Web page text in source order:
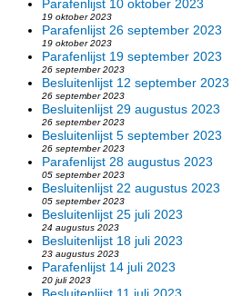
Parafenlijst 10 oktober 2023
19 oktober 2023
Parafenlijst 26 september 2023
19 oktober 2023
Parafenlijst 19 september 2023
26 september 2023
Besluitenlijst 12 september 2023
26 september 2023
Besluitenlijst 29 augustus 2023
26 september 2023
Besluitenlijst 5 september 2023
26 september 2023
Parafenlijst 28 augustus 2023
05 september 2023
Besluitenlijst 22 augustus 2023
05 september 2023
Besluitenlijst 25 juli 2023
24 augustus 2023
Besluitenlijst 18 juli 2023
23 augustus 2023
Parafenlijst 14 juli 2023
20 juli 2023